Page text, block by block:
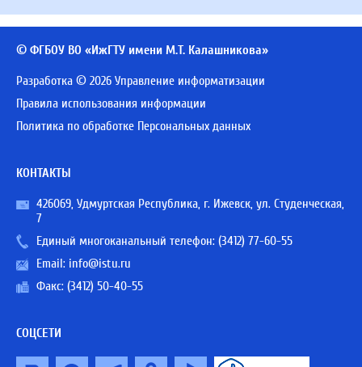
© ФГБОУ ВО «ИжГТУ имени М.Т. Калашникова»
Разработка © 2026 Управление информатизации
Правила использования информации
Политика по обработке Персональных данных
КОНТАКТЫ
426069, Удмуртская Республика, г. Ижевск, ул. Студенческая,
7
Единый многоканальный телефон: (3412) 77-60-55
Email: info@istu.ru
Факс: (3412) 50-40-55
СОЦСЕТИ